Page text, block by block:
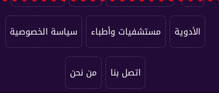
الأدوية مستشفيات وأطباء سياسة الخصوصية
اتصل بنا من نحن